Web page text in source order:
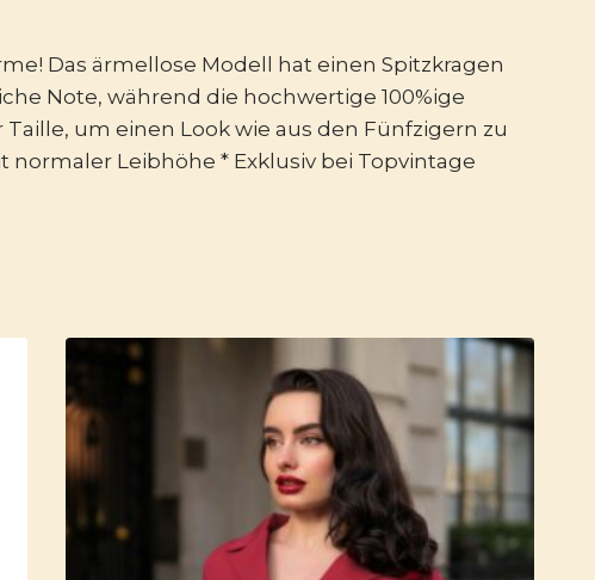
Das ärmellose Modell hat einen Spitzkragen
Note, während die hochwertige 100%ige
um einen Look wie aus den Fünfzigern zu
normaler Leibhöhe * Exklusiv bei Topvintage